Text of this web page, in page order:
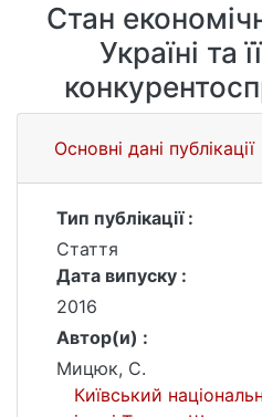
Стан
Україні та
Основні дані публікації
Тип публікації :
Стаття
Дата випуску :
2016
Автор(и) :
Мицюк, С.
Київський